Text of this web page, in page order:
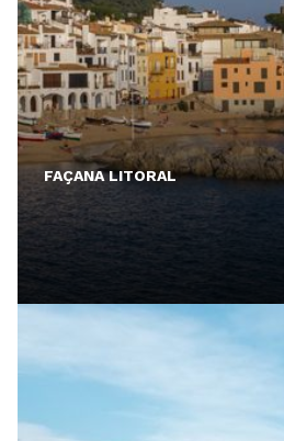
FAÇANA LITORAL